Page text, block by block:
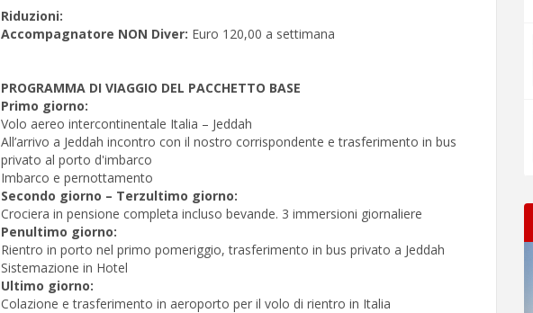
Riduzioni:
Accompagnatore NON Diver: Euro 120,00 a settimana
PROGRAMMA DI VIAGGIO DEL PACCHETTO BASE
Primo giorno:
Volo aereo intercontinentale Italia – Jeddah
All’arrivo a Jeddah incontro con il nostro corrispondente e trasferimento in bus
privato al porto d'imbarco
Imbarco e pernottamento
Secondo giorno – Terzultimo giorno:
Crociera in pensione completa incluso bevande. 3 immersioni giornaliere
Penultimo giorno:
Rientro in porto nel primo pomeriggio, trasferimento in bus privato a Jeddah
Sistemazione in Hotel
Ultimo giorno:
Colazione e trasferimento in aeroporto per il volo di rientro in Italia